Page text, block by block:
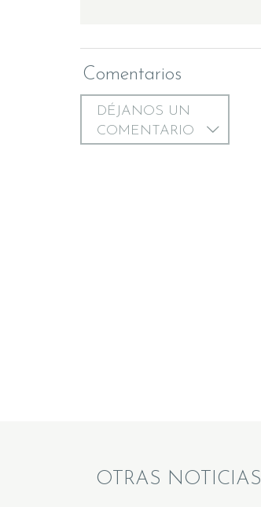
Comentarios
DÉJANOS UN
COMENTARIO
OTRAS NOTICIAS